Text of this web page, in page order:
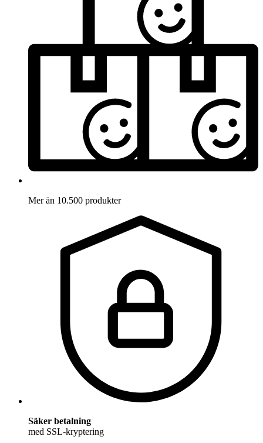
Mer än 10.500 produkter
Säker betalning
med SSL-kryptering